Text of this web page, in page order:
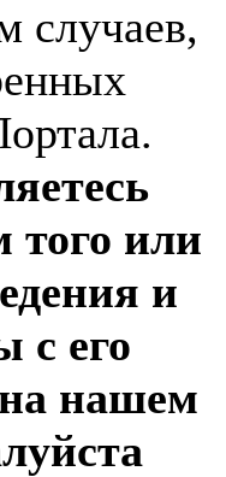
случаев,
того или
и
с его
нашем